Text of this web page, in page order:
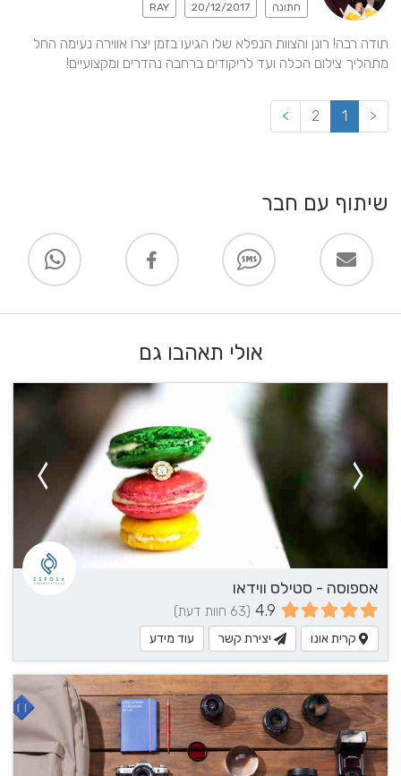
חתונה 20/12/2017
RAY
מתהליך צילום הכלה ועד לריקודים ברחבה נהדרים ומקצועיים!
<
1
2
>
שיתוף עם חבר
אולי תאהבו גם
אספוסה - סטילס ווידאו
4.9 (63 חוות דעת)
קרית אונו יצירת קשר עוד מידע